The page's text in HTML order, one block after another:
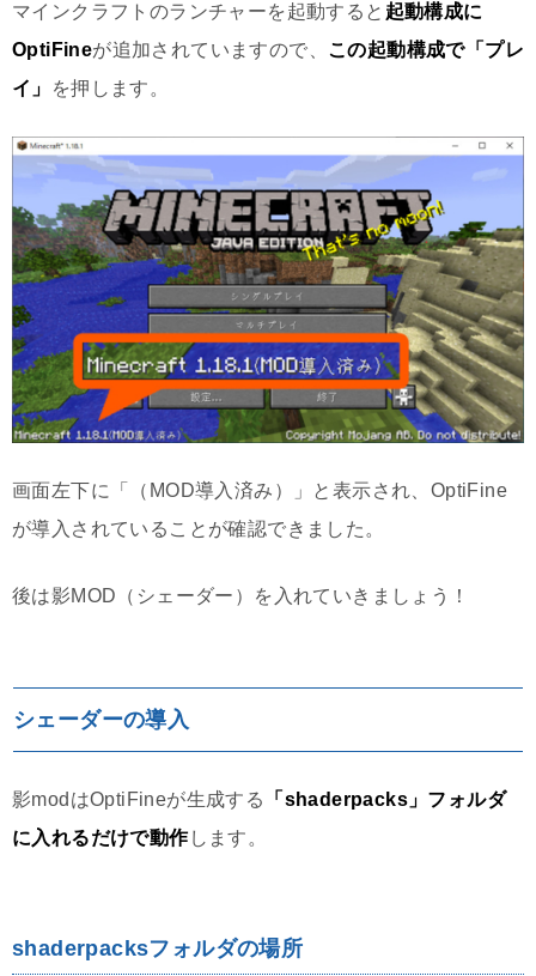
マインクラフトのランチャーを起動すると 起動構成に
OptiFineが追加されていますので、 この起動構成で「プレ
イ」
を押します。
画面左下に「（MOD導入済み）」と表示され、OptiFine
が導入されていることが確認できました。
後は影MOD（シェーダー）を入れていきましょう！
シェーダーの導入
影modはOptiFineが生成する
「shaderpacks」フォルダ
に入れるだけで動作します。
shaderpacksフォルダの場所